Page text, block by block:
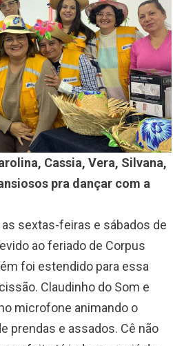
Cassia, Vera, Silvana,
pra dançar com a
sextas-feiras e sábados de
ao feriado de Corpus
foi estendido para essa
Claudinho do Som e
microfone animando o
prendas e assados. Cê não